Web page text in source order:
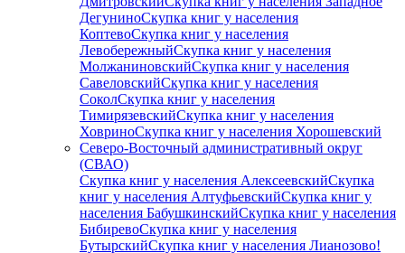
ДегуниноСкупка книг у населения
КоптевоСкупка книг у населения
ЛевобережныйСкупка книг у населения
МолжаниновскийСкупка книг у населения
СавеловскийСкупка книг у населения
СоколСкупка книг у населения
ТимирязевскийСкупка книг у населения
ХовриноСкупка книг у населения Хорошевский
Северо-Восточный административный округ
(СВАО)
Скупка книг у населения АлексеевскийСкупка
книг у населения АлтуфьевскийСкупка книг у
населения БабушкинскийСкупка книг у населения
БибиревоСкупка книг у населения
БутырскийСкупка книг у населения Лианозово!